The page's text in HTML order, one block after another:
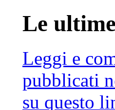
Le
Leggi e
pubblicati
su questo